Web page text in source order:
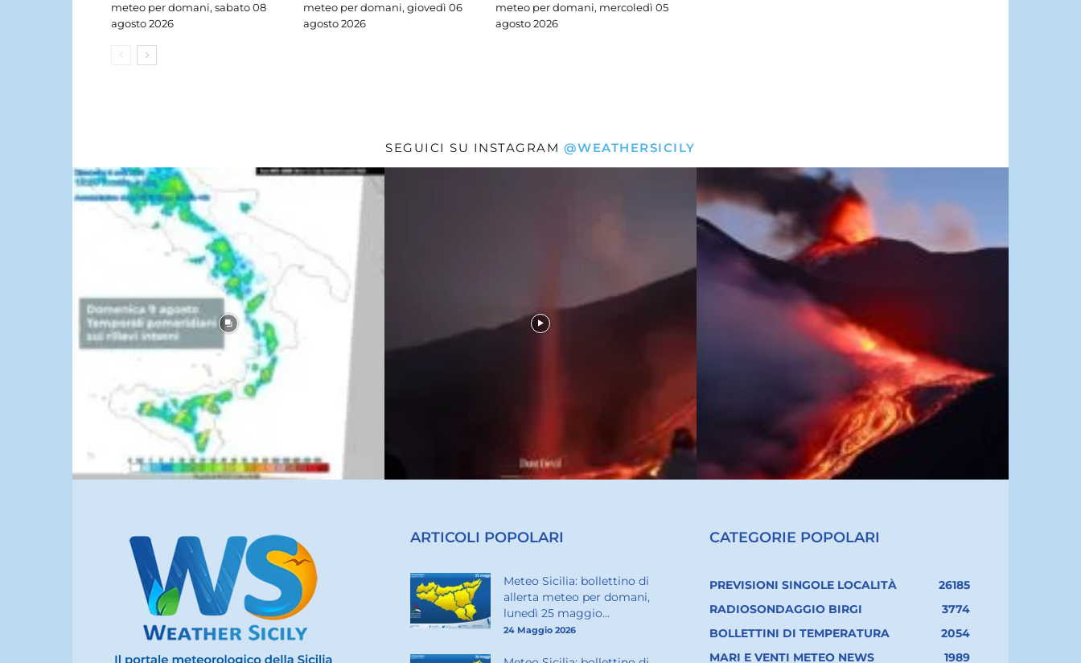
meteo per domani, sabato 08
agosto 2026
meteo per domani, giovedì 06
agosto 2026
meteo per domani, mercoledì 05
agosto 2026
SEGUICI SU INSTAGRAM @WEATHERSICILY
ARTICOLI POPOLARI
Meteo Sicilia: bollettino di
allerta meteo per domani,
lunedì 25 maggio...
24 Maggio 2026
CATEGORIE POPOLARI
PREVISIONI SINGOLE LOCALITÀ
26185
RADIOSONDAGGIO BIRGI
3774
BOLLETTINI DI TEMPERATURA
2054
MARI E VENTI METEO NEWS
1989